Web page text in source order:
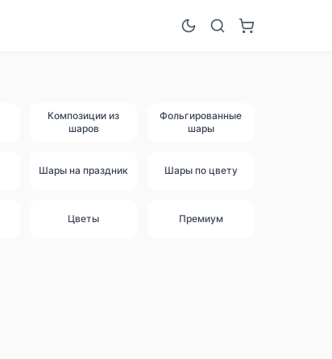
Композиции из
шаров
Фольгированные
шары
Шары на праздник Шары по цвету
Цветы Премиум